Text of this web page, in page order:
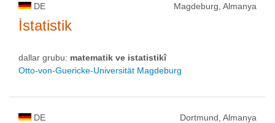
DE Magdeburg, Almanya
İstatistik
dallar grubu: matematik ve istatistikî
Otto-von-Guericke-Universität Magdeburg
DE Dortmund, Almanya